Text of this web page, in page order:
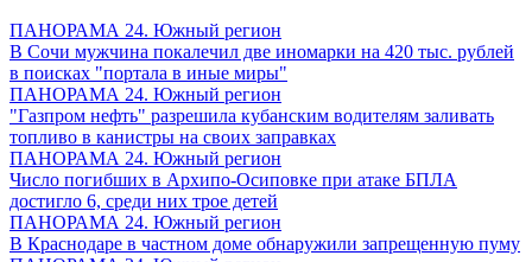
ПАНОРАМА 24. Южный регион
В Сочи мужчина покалечил две иномарки на 420 тыс. рублей
в поисках "портала в иные миры"
ПАНОРАМА 24. Южный регион
"Газпром нефть" разрешила кубанским водителям заливать
топливо в канистры на своих заправках
ПАНОРАМА 24. Южный регион
Число погибших в Архипо-Осиповке при атаке БПЛА
достигло 6, среди них трое детей
ПАНОРАМА 24. Южный регион
В Краснодаре в частном доме обнаружили запрещенную пуму